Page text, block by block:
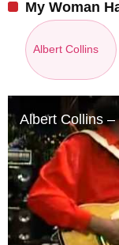
My Woman
Albert Collins
Albert Collins